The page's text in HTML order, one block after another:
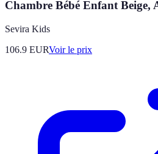
Chambre Bébé Enfant Beige,
Sevira Kids
106.9 EURVoir le prix